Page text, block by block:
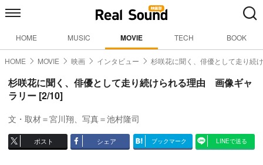
HOME MUSIC MOVIE TECH BOOK
HOME MOVIE 映画 インタビュー 杉咲花に聞く、俳優として走り続
杉咲花に聞く、俳優として走り続けられる理由 画像ギャ
ラリー [2/10]
文・取材＝宮川翔、写真＝池村隆司
ポスト シェア ブックマーク LINEで送る